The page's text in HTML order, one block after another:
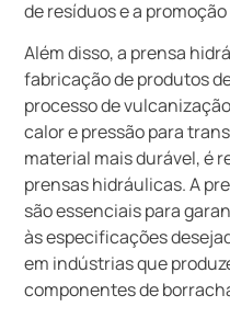
de resíduos e a
Além disso, a prensa
fabricação de produtos
processo de
calor e pressão para
material mais durável, é
prensas hidráulicas. A
são essenciais para
às especificações
em indústrias que
componentes de